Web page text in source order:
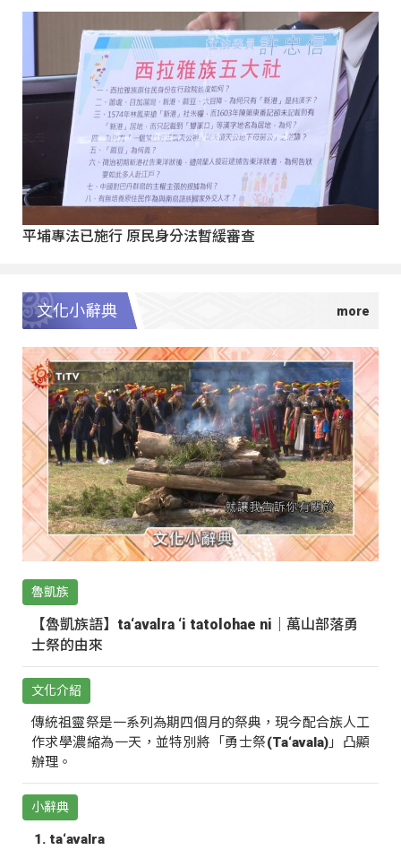
平埔專法已施行 原民身分法暫緩審查
文化小辭典
魯凱族
【魯凱族語】ta‘avalra ‘i tatolohae ni｜萬山部落勇
士祭的由來
文化介紹
傳統祖靈祭是一系列為期四個月的祭典，現今配合族人工
作求學濃縮為一天，並特別將「勇士祭(Ta‘avala)」凸顯
辦理。
小辭典
ta‘avalra